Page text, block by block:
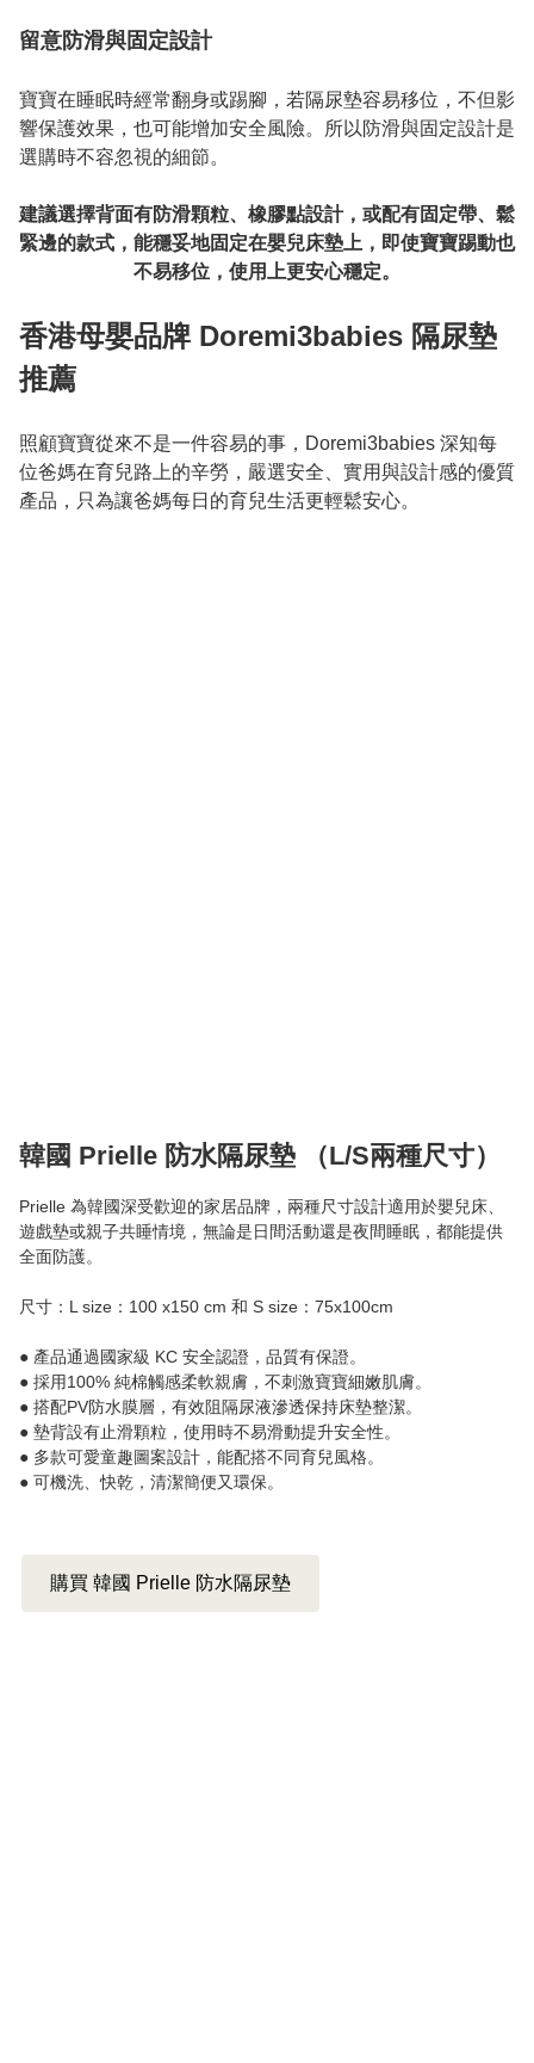
留意防滑與固定設計
寶寶在睡眠時經常翻身或踢腳，若隔尿墊容易移位，不但影
響保護效果，也可能增加安全風險。所以防滑與固定設計是
選購時不容忽視的細節。
建議選擇背面有防滑顆粒、橡膠點設計，或配有固定帶、鬆
緊邊的款式，能穩妥地固定在嬰兒床墊上，即使寶寶踢動也
不易移位，使用上更安心穩定。
香港母嬰品牌 Doremi3babies 隔尿墊
推薦
照顧寶寶從來不是一件容易的事，Doremi3babies 深知每
位爸媽在育兒路上的辛勞，嚴選安全、實用與設計感的優質
產品，只為讓爸媽每日的育兒生活更輕鬆安心。
韓國 Prielle 防水隔尿墊 （L/S兩種尺寸）
Prielle 為韓國深受歡迎的家居品牌，兩種尺寸設計適用於嬰兒床、
遊戲墊或親子共睡情境，無論是日間活動還是夜間睡眠，都能提供
全面防護。
尺寸：L size：100 x150 cm 和 S size：75x100cm
● 產品通過國家級 KC 安全認證，品質有保證。
● 採用100% 純棉觸感柔軟親膚，不刺激寶寶細嫩肌膚。
● 搭配PV防水膜層，有效阻隔尿液滲透保持床墊整潔。
● 墊背設有止滑顆粒，使用時不易滑動提升安全性。
● 多款可愛童趣圖案設計，能配搭不同育兒風格。
購買 韓國 Prielle 防水隔尿墊